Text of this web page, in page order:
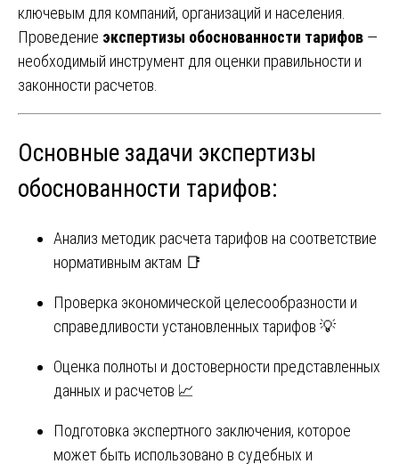
ключевым для компаний, организаций и населения.
Проведение экспертизы обоснованности тарифов —
необходимый инструмент для оценки правильности и
законности расчетов.
Основные задачи экспертизы
обоснованности тарифов:
Анализ методик расчета тарифов на соответствие
нормативным актам 📑
Проверка экономической целесообразности и
справедливости установленных тарифов 💡
Оценка полноты и достоверности представленных
данных и расчетов 📈
Подготовка экспертного заключения, которое
может быть использовано в судебных и